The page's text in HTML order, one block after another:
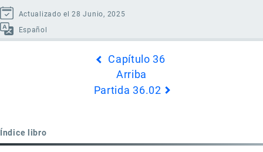
Actualizado el 28 Junio, 2025
Español
Capítulo 36
Arriba
Partida 36.02
Índice libro